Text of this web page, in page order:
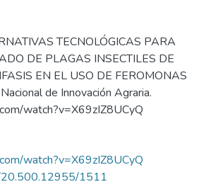
TECNOLÓGICAS PARA
DE PLAGAS INSECTILES DE
EN EL USO DE FEROMONAS
de Innovación Agraria.
watch?v=X69zIZ8UCyQ
watch?v=X69zIZ8UCyQ
20.500.12955/1511